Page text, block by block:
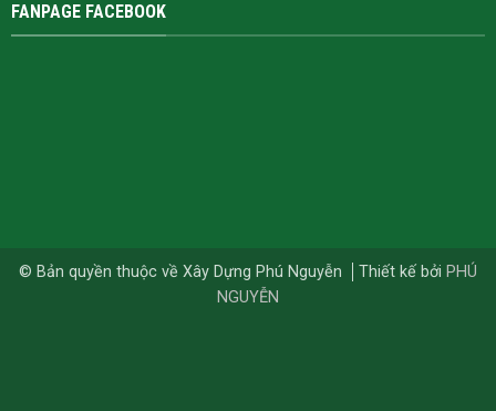
FANPAGE FACEBOOK
© Bản quyền thuộc về Xây Dựng Phú Nguyễn Thiết kế bởi PHÚ
NGUYỄN